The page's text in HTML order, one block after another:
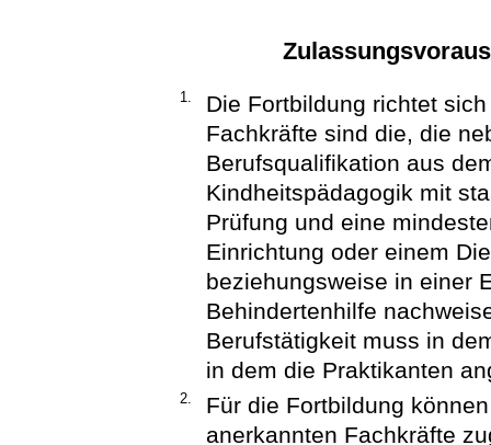
1.
Die Fortbildung richtet
Fachkräfte sind die, die
Berufsqualifikation aus
Kindheitspädagogik mit
Prüfung und eine
Einrichtung oder einem
beziehungsweise in einer
Behindertenhilfe
Berufstätigkeit muss in
in dem die Praktikanten
2.
Für die Fortbildung
anerkannten Fachkräfte